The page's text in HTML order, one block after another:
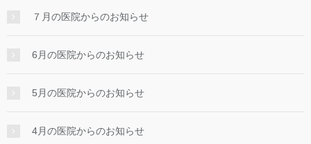
７月の医院からのお知らせ
6月の医院からのお知らせ
5月の医院からのお知らせ
4月の医院からのお知らせ